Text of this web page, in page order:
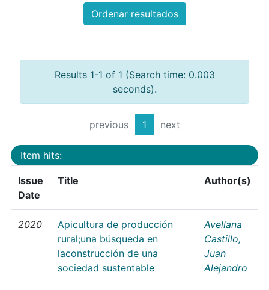
Ordenar resultados
Results 1-1 of 1 (Search time: 0.003
seconds).
previous 1 next
Item hits:
Issue
Date
Title Author(s)
2020
Apicultura de producción
rural;una búsqueda en
laconstrucción de una
sociedad sustentable
Avellana
Castillo,
Juan
Alejandro